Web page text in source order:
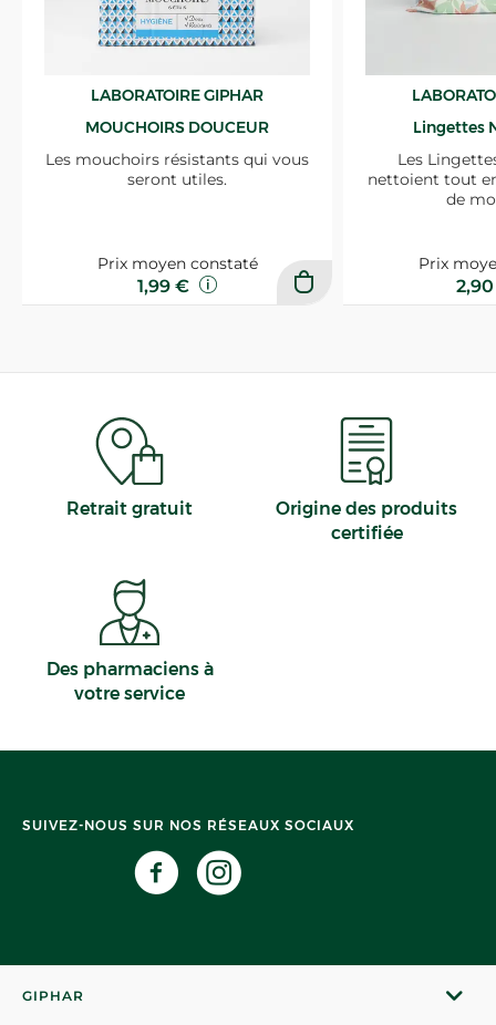
LABORATOIRE GIPHAR
MOUCHOIRS DOUCEUR
Les mouchoirs résistants qui vous
seront utiles.
Prix moyen constaté
1,99 €
Lingettes
Les
nettoient tout
de
Prix
Retrait gratuit
Origine des produits
certifiée
Des pharmaciens à
votre service
SUIVEZ-NOUS SUR NOS RÉSEAUX SOCIAUX
GIPHAR